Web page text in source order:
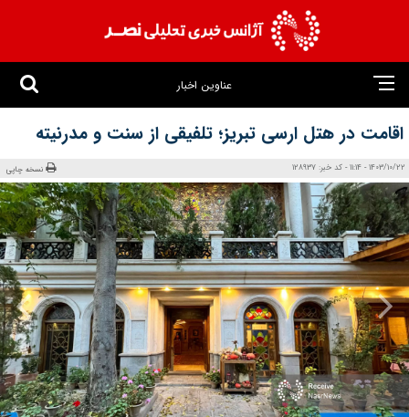
عناوین اخبار
اقامت در هتل ارسی تبریز؛ تلفیقی از سنت و مدرنیته
1403/10/22 - 11:14 - کد خبر: 128937 نسخه چاپی